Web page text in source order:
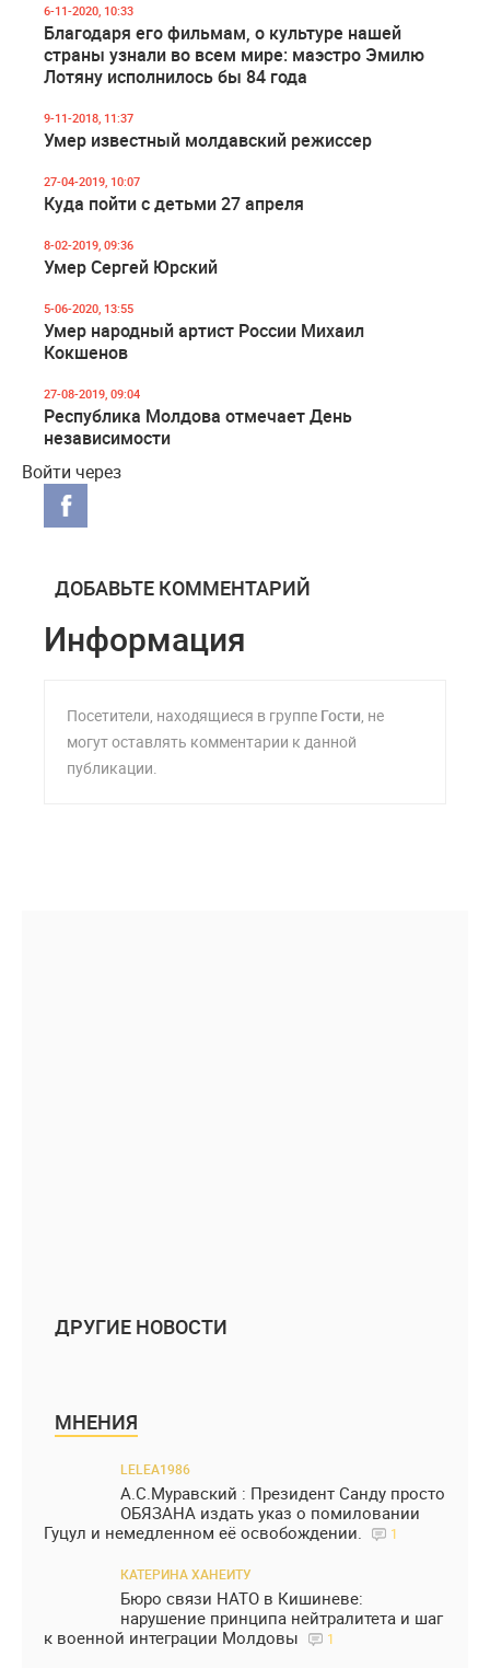
6-11-2020, 10:33
Благодаря его фильмам, о культуре нашей
страны узнали во всем мире: маэстро Эмилю
Лотяну исполнилось бы 84 года
9-11-2018, 11:37
Умер известный молдавский режиссер
27-04-2019, 10:07
Куда пойти с детьми 27 апреля
8-02-2019, 09:36
Умер Сергей Юрский
5-06-2020, 13:55
Умер народный артист России Михаил
Кокшенов
27-08-2019, 09:04
Республика Молдова отмечает День
независимости
Войти через
ДОБАВЬТЕ КОММЕНТАРИЙ
Информация
Посетители, находящиеся в группе Гости, не
могут оставлять комментарии к данной
публикации.
ДРУГИЕ НОВОСТИ
МНЕНИЯ
LELEA1986
А.С.Муравский : Президент Санду просто
ОБЯЗАНА издать указ о помиловании
Гуцул и немедленном её освобождении.
1
КАТЕРИНА ХАНЕИТУ
Бюро связи НАТО в Кишиневе:
нарушение принципа нейтралитета и шаг
к военной интеграции Молдовы
1